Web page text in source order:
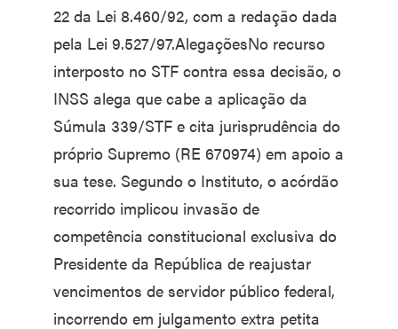
22 da Lei 8.460/92, com a redação dada
pela Lei 9.527/97.AlegaçõesNo recurso
interposto no STF contra essa decisão, o
INSS alega que cabe a aplicação da
Súmula 339/STF e cita jurisprudência do
próprio Supremo (RE 670974) em apoio a
sua tese. Segundo o Instituto, o acórdão
recorrido implicou invasão de
competência constitucional exclusiva do
Presidente da República de reajustar
vencimentos de servidor público federal,
incorrendo em julgamento extra petita